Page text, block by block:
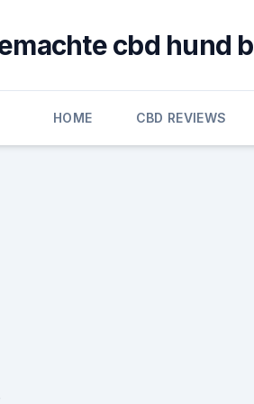
cbd hund
HOME CBD REVIEWS